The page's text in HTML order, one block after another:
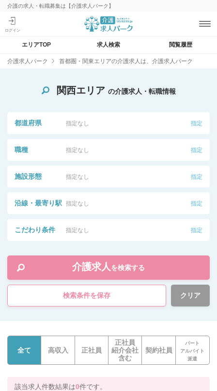
介護の求人・転職募集は【介護求人パーク】
エリアTOP 求人検索 閲覧履歴
介護求人パーク 首都圏・関東エリアの介護求人は、介護求人パーク
関西エリア の介護求人・転職情報
都道府県 指定なし 指定
職種 指定なし 指定
施設形態 指定なし 指定
沿線・最寄り駅 指定なし 指定
こだわり条件 指定なし 指定
介護求人 を検索する
検索条件を保存 クリア
全て 高収入 正社員
正社員
紹介会社
含む
契約社員
パート
アルバイト
派遣
該当求人件数結果は0件です。